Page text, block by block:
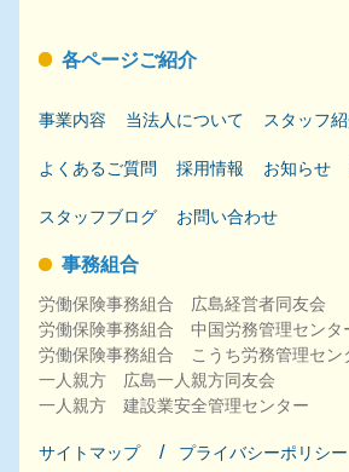
各ページご紹介
事業内容 当法人について スタッフ
よくあるご質問 採用情報 お知らせ
スタッフブログ お問い合わせ
事務組合
労働保険事務組合 広島経営者同友会
労働保険事務組合 中国労務管理センタ
労働保険事務組合 こうち労務管理セン
一人親方 広島一人親方同友会
一人親方 建設業安全管理センター
サイトマップ プライバシーポリシー